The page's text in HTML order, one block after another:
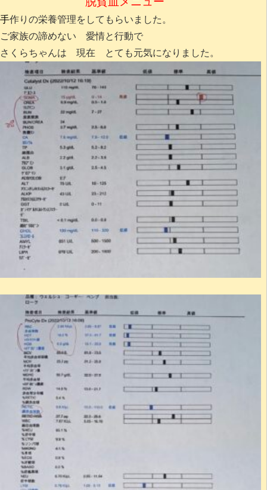
手作りの栄養管理をしてもらいました。
ご家族の諦めない 愛情と行動で
さくらちゃんは 現在 とても元気になりました。